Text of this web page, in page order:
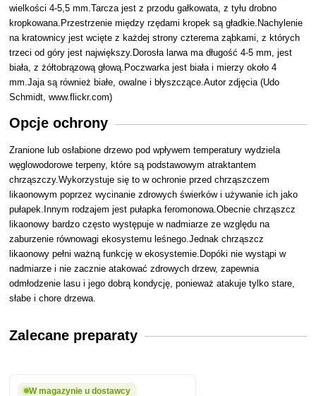
wielkości 4-5,5 mm.Tarcza jest z przodu gałkowata, z tyłu drobno
kropkowana.Przestrzenie między rzędami kropek są gładkie.Nachylenie
na kratownicy jest wcięte z każdej strony czterema ząbkami, z których
trzeci od góry jest największy.Dorosła larwa ma długość 4-5 mm, jest
biała, z żółtobrązową głową.Poczwarka jest biała i mierzy około 4
mm.Jaja są również białe, owalne i błyszczące.Autor zdjęcia (Udo
Schmidt, www.flickr.com)
Opcje ochrony
Zranione lub osłabione drzewo pod wpływem temperatury wydziela
węglowodorowe terpeny, które są podstawowym atraktantem
chrząszczy.Wykorzystuje się to w ochronie przed chrząszczem
likaonowym poprzez wycinanie zdrowych świerków i używanie ich jako
pułapek.Innym rodzajem jest pułapka feromonowa.Obecnie chrząszcz
likaonowy bardzo często występuje w nadmiarze ze względu na
zaburzenie równowagi ekosystemu leśnego.Jednak chrząszcz
likaonowy pełni ważną funkcję w ekosystemie.Dopóki nie wystąpi w
nadmiarze i nie zacznie atakować zdrowych drzew, zapewnia
odmłodzenie lasu i jego dobrą kondycję, ponieważ atakuje tylko stare,
słabe i chore drzewa.
Zalecane preparaty
W magazynie u dostawcy